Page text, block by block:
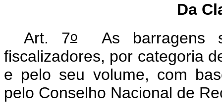
Da
Art. 7oAs barragens
fiscalizadores, por categoria
e pelo seu volume, com
pelo Conselho Nacional de